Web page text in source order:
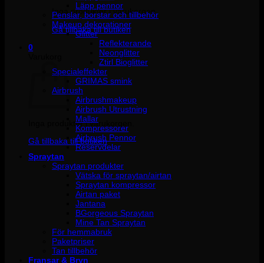
Inga produkter i varukorgen.
Gå tillbaka till butiken
0
Inga produkter i varukorgen.
Gå tillbaka till butiken
Läpp pennor
Penslar, borstar och tillbehör
Makeup dekorationer
Glitter
Reflekterande
Neonglitter
Ztirl Bioglitter
Specialeffekter
GRIMAS smink
Airbrush
Airbrushmakeup
Airbrush Utrustning
Mallar
Kompressorer
Airbrush Pennor
Reservdelar
Spraytan
Spraytan produkter
Vätska för spraytan/airtan
Spraytan kompressor
Airtan paket
Jantana
BGorgeous Spraytan
Mine Tan Spraytan
För hemmabruk
Paketpriser
Tan tillbehör
Fransar & Bryn